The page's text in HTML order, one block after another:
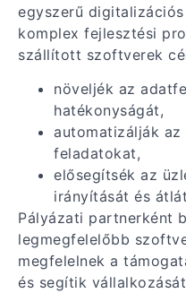
egyszerű
komplex fejlesztési
szállított szoftverek
növeljék az
hatékonyságát,
automatizálják
feladatokat,
elősegítsék az
irányítását és
Pályázati partnerként
legmegfelelőbb
megfelelnek a
és segítik